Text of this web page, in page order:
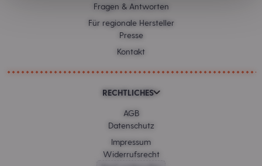
Fragen & Antworten
Für regionale Hersteller
Presse
Kontakt
RECHTLICHES
AGB
Datenschutz
Impressum
Widerrufsrecht